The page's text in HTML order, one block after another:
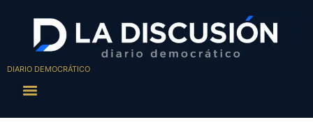
DIARIO DEMOCRÁTICO